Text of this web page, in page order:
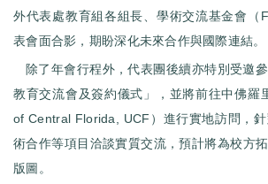
外代表處教育組各組長、學術交流基金會（
表會面合影，期盼深化未來合作與國際連結。
除了年會行程外，代表團後續亦特別受邀
教育交流會及簽約儀式」，並將前往中佛羅
of Central Florida, UCF）進行實地訪問，
術合作等項目洽談實質交流，預計將為校方
版圖。